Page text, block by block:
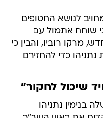
לנושא החטופים
שוחח אתמול עם
מרקו רוביו, והבין כי
כדי להחזירם
שיכול לחקור"
נתניהו